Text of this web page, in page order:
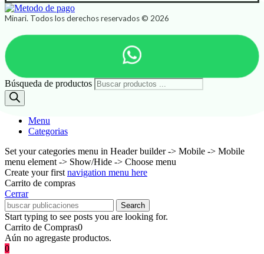
Minari. Todos los derechos reservados © 2026
Búsqueda de productos
Menu
Categorias
Set your categories menu in Header builder -> Mobile -> Mobile
menu element -> Show/Hide -> Choose menu
Create your first navigation menu here
Carrito de compras
Cerrar
Search
Start typing to see posts you are looking for.
Carrito de Compras0
Aún no agregaste productos.
0